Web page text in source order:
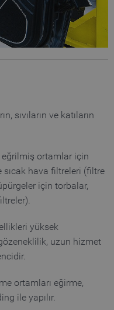
sıvıların ve katıların
ortamlar için
hava filtreleri (filtre
için torbalar,
yüksek
uzun hizmet
ortamları eğirme,
ile yapılır.